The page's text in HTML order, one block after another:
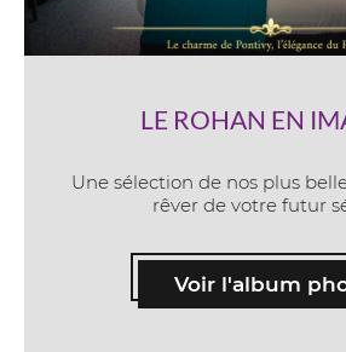
LE ROHAN EN
Une sélection de nos plus
rêver de votre futur
Voir l'album